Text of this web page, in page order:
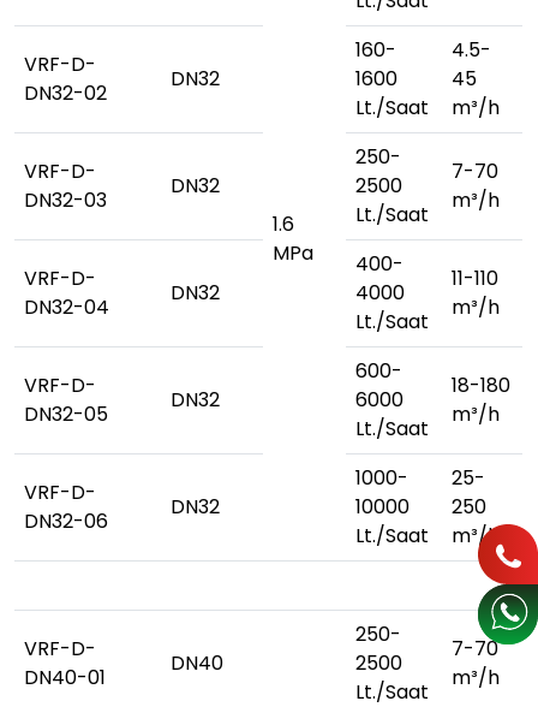
1.6
MPa
VRF-D-
DN32-02
DN32
160-
1600
Lt./Saat
4.5-
45
m³/h
VRF-D-
DN32-03
DN32
250-
2500
Lt./Saat
7-70
m³/h
VRF-D-
DN32-04
DN32
400-
4000
Lt./Saat
11-110
m³/h
VRF-D-
DN32-05
DN32
600-
6000
Lt./Saat
18-180
m³/h
VRF-D-
DN32-06
DN32
1000-
10000
Lt./Saat
25-
250
m³/h
VRF-D-
DN40-01
DN40
250-
2500
Lt./Saat
7-70
m³/h